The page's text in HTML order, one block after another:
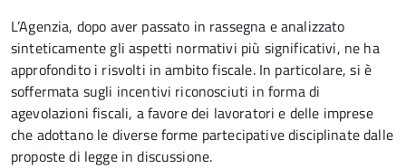
L’Agenzia, dopo aver passato in rassegna e analizzato
sinteticamente gli aspetti normativi più significativi, ne ha
approfondito i risvolti in ambito fiscale. In particolare, si è
soffermata sugli incentivi riconosciuti in forma di
agevolazioni fiscali, a favore dei lavoratori e delle imprese
che adottano le diverse forme partecipative disciplinate dalle
proposte di legge in discussione.